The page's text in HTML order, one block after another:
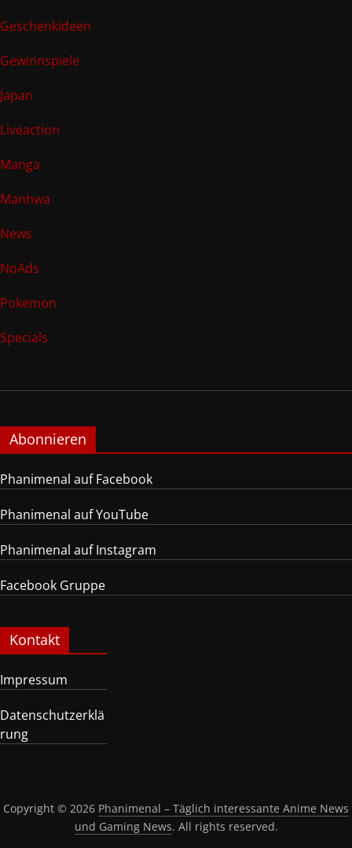
Geschenkideen
Gewinnspiele
Japan
Liveaction
Manga
Manhwa
News
NoAds
Pokemon
Specials
Abonnieren
Phanimenal auf Facebook
Phanimenal auf YouTube
Phanimenal auf Instagram
Facebook Gruppe
Kontakt
Impressum
Datenschutzerklä
rung
Copyright © 2026 Phanimenal – Täglich interessante Anime News
und Gaming News. All rights reserved.